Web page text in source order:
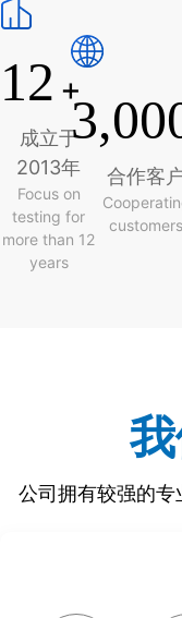
12 +
成立于
2013年
Focus on
testing for
more than 12
years
合作客
customers
公司拥有较强的